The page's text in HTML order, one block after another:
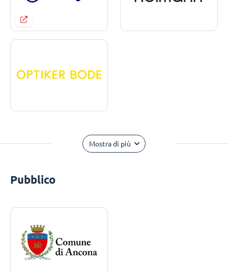
Mostra di più
Pubblico